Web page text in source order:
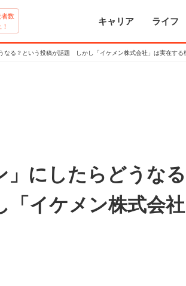
者数
キャリア ライフ
なる？という投稿が話題 しかし「イケメン株式会社」は実在する
にしたらどうな
イケメン株式会社